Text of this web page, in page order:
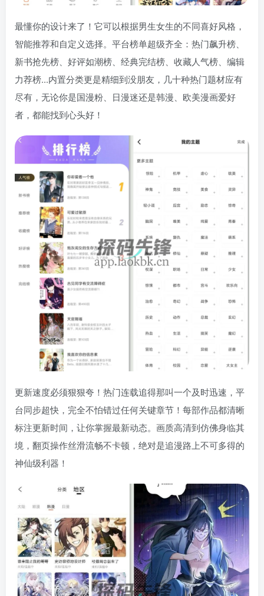
最懂你的设计来了！它可以根据男生女生的不同喜好风格，
智能推荐和自定义选择。平台榜单超级齐全：热门飙升榜、
新书抢先榜、好评如潮榜、经典完结榜、收藏人气榜、编辑
力荐榜...内置分类更是精细到没朋友，几十种热门题材应有
尽有，无论你是国漫粉、日漫迷还是韩漫、欧美漫画爱好
者，都能找到心头好！
更新速度必须狠狠夸！热门连载追得那叫一个及时迅速，平
台同步超快，完全不怕错过任何关键章节！每部作品都清晰
标注更新时间，让你掌握最新动态。画质高清到仿佛身临其
境，翻页操作丝滑流畅不卡顿，绝对是追漫路上不可多得的
神仙级利器！